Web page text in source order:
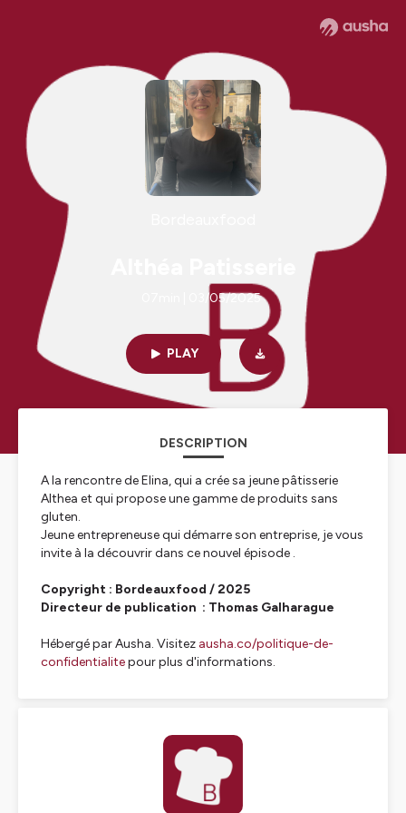
07min | 03/05/2025
PLAY
DESCRIPTION
A la rencontre de Elina, qui a crée sa jeune pâtisserie
Althea et qui propose une gamme de produits sans
gluten.
Jeune entrepreneuse qui démarre son entreprise, je vous
invite à la découvrir dans ce nouvel épisode .
Copyright : Bordeauxfood / 2025
Directeur de publication : Thomas Galharague
Hébergé par Ausha. Visitez ausha.co/politique-de-
confidentialitepour plus d'informations.